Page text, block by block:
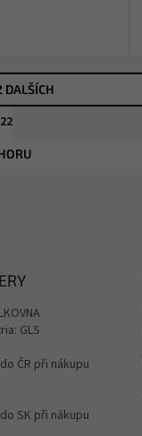
r
k
ý
s
DALŠÍCH
22
GLS
ČR při nákupu
SK při nákupu